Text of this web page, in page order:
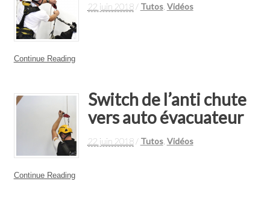
22 juin 2018 / Tutos, Vidéos
Continue Reading
Switch de l’anti chute
vers auto évacuateur
22 juin 2018 / Tutos, Vidéos
Continue Reading